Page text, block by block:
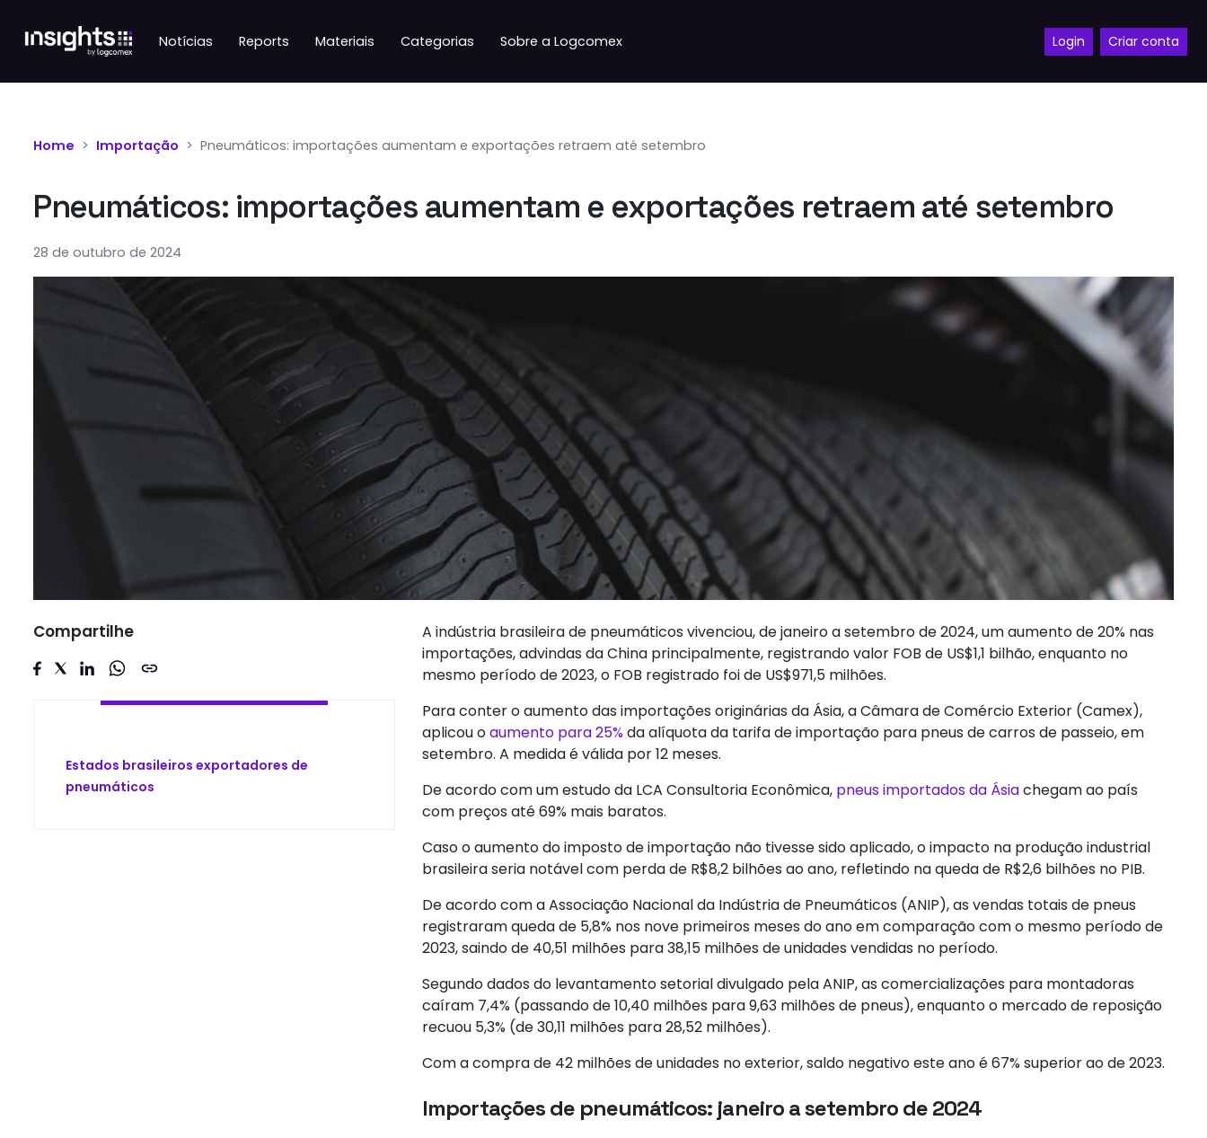
Notícias Reports Materiais Categorias Sobre a Logcomex Login Criar conta
Home Importação Pneumáticos: importações aumentam e exportações retraem até setembro
Pneumáticos: importações aumentam e exportações retraem até setembro
28 de outubro de 2024
Compartilhe
Estados brasileiros exportadores de
pneumáticos
A indústria brasileira de pneumáticos vivenciou, de janeiro a setembro de 2024, um aumento de 20% nas
importações, advindas da China principalmente, registrando valor FOB de US$1,1 bilhão, enquanto no
mesmo período de 2023, o FOB registrado foi de US$971,5 milhões.
Para conter o aumento das importações originárias da Ásia, a Câmara de Comércio Exterior (Camex),
aplicou oaumento para 25%da alíquota da tarifa de importação para pneus de carros de passeio, em
setembro. A medida é válida por 12 meses.
De acordo com um estudo da LCA Consultoria Econômica, pneus importados da Ásiachegam ao país
com preços até 69% mais baratos.
Caso o aumento do imposto de importação não tivesse sido aplicado, o impacto na produção industrial
brasileira seria notável com perda de R$8,2 bilhões ao ano, refletindo na queda de R$2,6 bilhões no PIB.
De acordo com a Associação Nacional da Indústria de Pneumáticos (ANIP), as vendas totais de pneus
registraram queda de 5,8% nos nove primeiros meses do ano em comparação com o mesmo período de
2023, saindo de 40,51 milhões para 38,15 milhões de unidades vendidas no período.
Segundo dados do levantamento setorial divulgado pela ANIP, as comercializações para montadoras
caíram 7,4% (passando de 10,40 milhões para 9,63 milhões de pneus), enquanto o mercado de reposição
recuou 5,3% (de 30,11 milhões para 28,52 milhões).
Com a compra de 42 milhões de unidades no exterior, saldo negativo este ano é 67% superior ao de 2023.
Importações de pneumáticos: janeiro a setembro de 2024